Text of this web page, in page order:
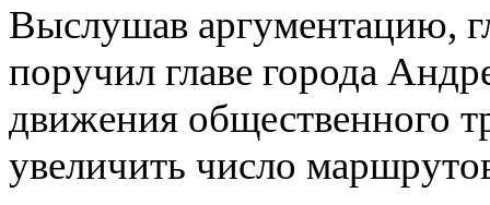
Выслушав аргументацию,
поручил главе города
движения общественного
увеличить число